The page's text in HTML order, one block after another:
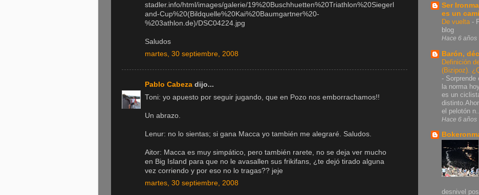
stadler.info/html/images/galerie/19%20Buschhuetten%20Triathlon%20Siegerl
and-Cup%20(Bildquelle%20Kai%20Baumgartner%20-
%203athlon.de)/DSC04224.jpg
Saludos
martes, 30 septiembre, 2008
Pablo Cabeza dijo...
Toni: yo apuesto por seguir jugando, que en Pozo nos emborrachamos!!
Un abrazo.
Lenur: no lo sientas; si gana Macca yo también me alegraré. Saludos.
Aitor: Macca es muy simpático, pero también rarete, no se deja ver mucho
en Big Island para que no le avasallen sus frikifans, ¿te dejó tirado alguna
vez corriendo y por eso no lo tragas?? jeje
martes, 30 septiembre, 2008
Ser
es un
De vuelta -
blog
Hace 6 años
Barón,
Definición
(Bizipoz).
- Sorprende
la norma
es un
el pelotón n...
Hace 6 años
desnivel